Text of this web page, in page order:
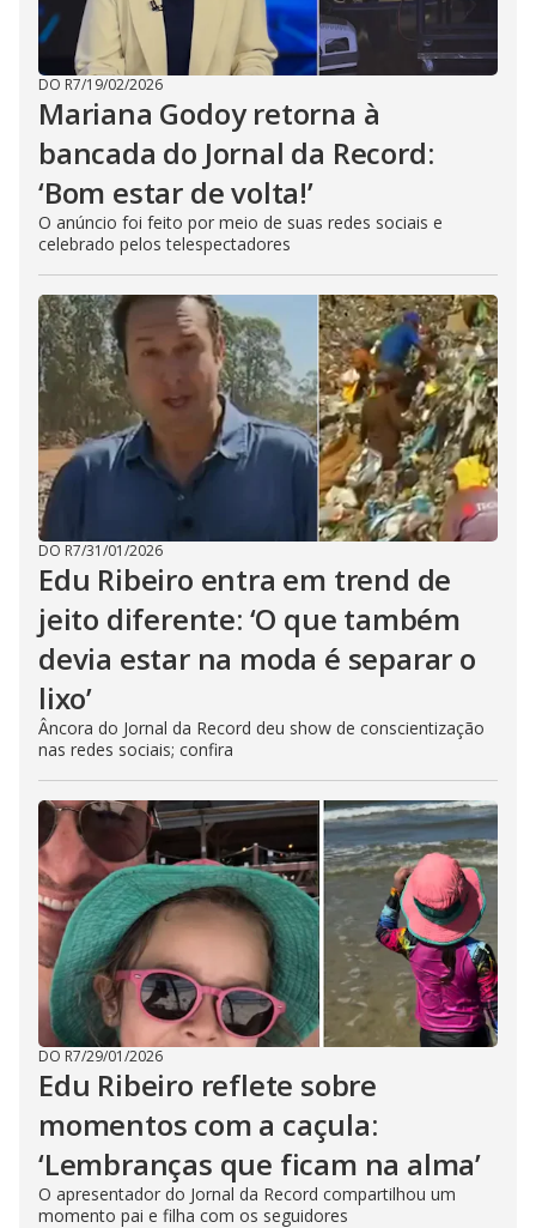
DO R7/19/02/2026
Mariana Godoy retorna à
bancada do Jornal da Record:
‘Bom estar de volta!’
O anúncio foi feito por meio de suas redes sociais e
celebrado pelos telespectadores
DO R7/31/01/2026
Edu Ribeiro entra em trend de
jeito diferente: ‘O que também
devia estar na moda é separar o
lixo’
Âncora do Jornal da Record deu show de conscientização
nas redes sociais; confira
DO R7/29/01/2026
Edu Ribeiro reflete sobre
momentos com a caçula:
‘Lembranças que ficam na alma’
O apresentador do Jornal da Record compartilhou um
momento pai e filha com os seguidores